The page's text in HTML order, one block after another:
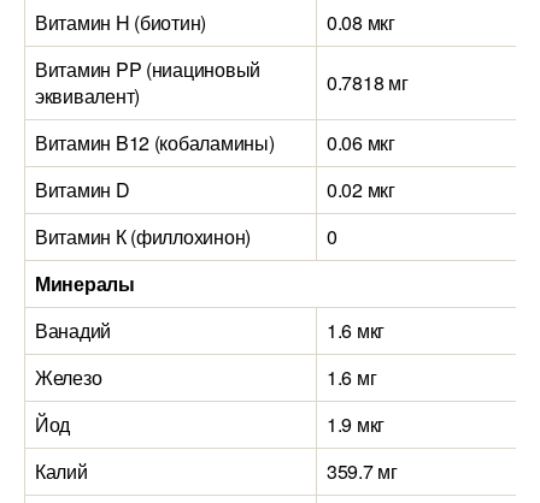
Витамин H (биотин)
0.08 мкг
Витамин PP (ниациновый
эквивалент)
0.7818 мг
Витамин B12 (кобаламины)
0.06 мкг
Витамин D
0.02 мкг
Витамин К (филлохинон)
0
Минералы
Ванадий
1.6 мкг
Железо
1.6 мг
Йод
1.9 мкг
Калий
359.7 мг